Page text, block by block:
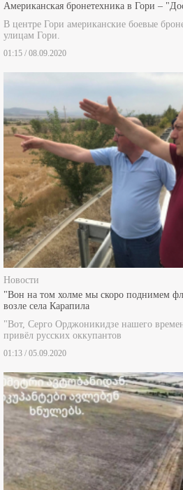
Американская бронетехника в Гори –
В центре Гори американские боевые
улицам Гори.
01:15 / 08.09.2020
Новости
"Вон на том холме мы скоро поднимем
возле села Карапила
"Вот, Серго Орджоникидзе нашего
привёл русских оккупантов
01:13 / 05.09.2020